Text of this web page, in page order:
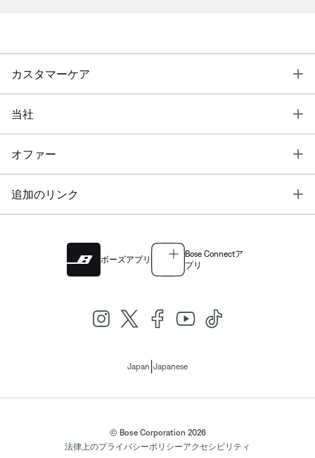
カスタマーケア
当社
オファー
追加のリンク
ボーズアプリ
Bose Connectア
プリ
Japan Japanese
© Bose Corporation 2026
法律上のプライバシーポリシーアクセシビリティ